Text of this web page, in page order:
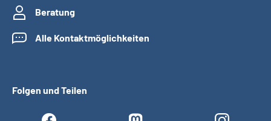
Beratung
Alle Kontaktmöglichkeiten
Folgen und Teilen